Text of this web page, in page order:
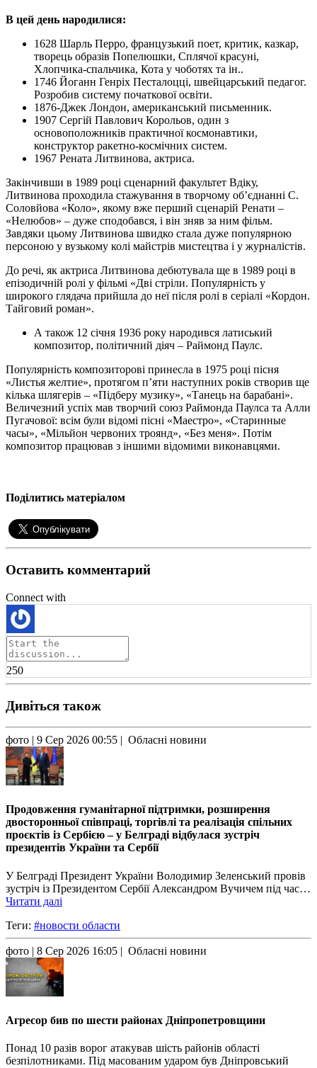
В цей день народилися:
1628 Шарль Перро, французький поет, критик, казкар,
творець образів Попелюшки, Сплячої красуні,
Хлопчика-спальчика, Кота у чоботях та ін..
1746 Йоганн Генріх Песталоцці, швейцарський педагог.
Розробив систему початкової освіти.
1876-Джек Лондон, американський письменник.
1907 Сергій Павлович Корольов, один з
основоположників практичної космонавтики,
конструктор ракетно-космічних систем.
1967 Рената Литвинова, актриса.
Закінчивши в 1989 році сценарний факультет Вдіку,
Литвинова проходила стажування в творчому об’єднанні С.
Соловйова «Коло», якому вже перший сценарій Ренати –
«Нелюбов» – дуже сподобався, і він зняв за ним фільм.
Завдяки цьому Литвинова швидко стала дуже популярною
персоною у вузькому колі майстрів мистецтва і у журналістів.
До речі, як актриса Литвинова дебютувала ще в 1989 році в
епізодичній ролі у фільмі «Дві стріли. Популярність у
широкого глядача прийшла до неї після ролі в серіалі «Кордон.
Тайговий роман».
А також 12 січня 1936 року народився латиський
композитор, політичний діяч – Раймонд Паулс.
Популярність композиторові принесла в 1975 році пісня
«Листья желтие», протягом п’яти наступних років створив ще
кілька шлягерів – «Підберу музику», «Танець на барабані».
Величезний успіх мав творчий союз Раймонда Паулса та Алли
Пугачової: всім були відомі пісні «Маестро», «Старинные
часы», «Мільйон червоних троянд», «Без меня». Потім
композитор працював з іншими відомими виконавцями.
Поділитись матеріалом
Оставить комментарий
Connect with
250
Дивіться також
фото | 9 Сер 2026 00:55 | Обласні новини
Продовження гуманітарної підтримки, розширення
двосторонньої співпраці, торгівлі та реалізація спільних
проєктів із Сербією – у Белграді відбулася зустріч
президентів України та Сербії
У Белграді Президент України Володимир Зеленський провів
зустріч із Президентом Сербії Александром Вучичем під час…
Читати далі
Теги: #новости области
фото | 8 Сер 2026 16:05 | Обласні новини
Агресор бив по шести районах Дніпропетровщини
Понад 10 разів ворог атакував шість районів області
безпілотниками. Під масованим ударом був Дніпровський